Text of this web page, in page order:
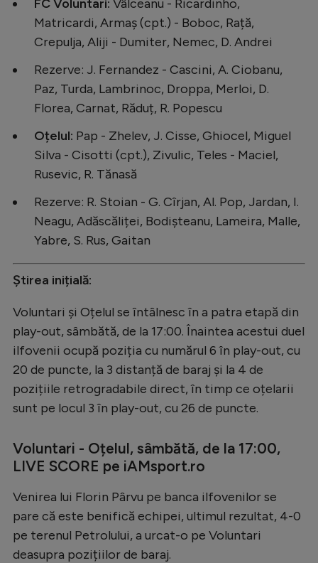
Intră în cont
Creează cont
FC Voluntari: Vâlceanu - Ricardinho,
Matricardi, Armaș (cpt.) - Boboc, Rață,
Crepulja, Aliji - Dumiter, Nemec, D. Andrei
Rezerve: J. Fernandez - Cascini, A. Ciobanu,
Paz, Turda, Lambrinoc, Droppa, Merloi, D.
Florea, Carnat, Răduț, R. Popescu
Oțelul: Pap - Zhelev, J. Cisse, Ghiocel, Miguel
Silva - Cisotti (cpt.), Zivulic, Teles - Maciel,
Rusevic, R. Tănasă
Rezerve: R. Stoian - G. Cîrjan, Al. Pop, Jardan, I.
Neagu, Adăscăliței, Bodișteanu, Lameira, Malle,
Yabre, S. Rus, Gaitan
Știrea inițială:
Voluntari și Oțelul se întâlnesc în a patra etapă din
play-out, sâmbătă, de la 17:00. Înaintea acestui duel
ilfovenii ocupă poziția cu numărul 6 în play-out, cu
20 de puncte, la 3 distanță de baraj și la 4 de
pozițiile retrogradabile direct, în timp ce oțelarii
sunt pe locul 3 în play-out, cu 26 de puncte.
Voluntari - Oțelul, sâmbătă, de la 17:00,
LIVE SCORE pe iAMsport.ro
Venirea lui Florin Pârvu pe banca ilfovenilor se
pare că este benifică echipei, ultimul rezultat, 4-0
pe terenul Petrolului, a urcat-o pe Voluntari
deasupra pozițiilor de baraj.